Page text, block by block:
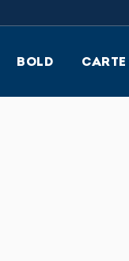
BOLD